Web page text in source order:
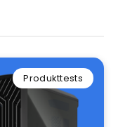
Produkttests